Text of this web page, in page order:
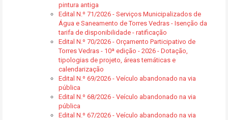
pintura antiga
Edital N.º 71/2026 - Serviços Municipalizados de
Água e Saneamento de Torres Vedras - Isenção da
tarifa de disponibilidade - ratificação
Edital N.º 70/2026 - Orçamento Participativo de
Torres Vedras - 10ª edição - 2026 - Dotação,
tipologias de projeto, áreas temáticas e
calendarização
Edital N.º 69/2026 - Veículo abandonado na via
pública
Edital N.º 68/2026 - Veículo abandonado na via
pública
Edital N.º 67/2026 - Veículo abandonado na via